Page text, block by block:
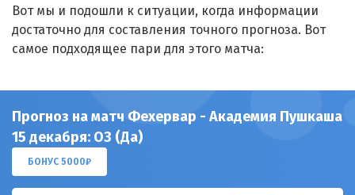
Вот мы и подошли к ситуации, когда информации
достаточно для составления точного прогноза. Вот
самое подходящее пари для этого матча:
Прогноз на матч Фехервар - Академия Пушкаша
15 декабря: ОЗ (Да)
БОНУС 5000₽